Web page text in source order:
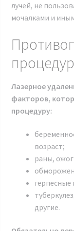
лучей, не
мочалками и
Лазерное
факторов,
процедуру:
возраст;
раны,
другие.